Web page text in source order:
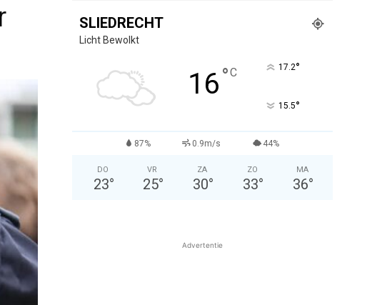
SLIEDRECHT
Licht Bewolkt
16°C 17.2°
15.5°
87% 0.9m/s 44%
DO
23°
VR
25°
ZA
30°
ZO
33°
MA
36°
Advertentie